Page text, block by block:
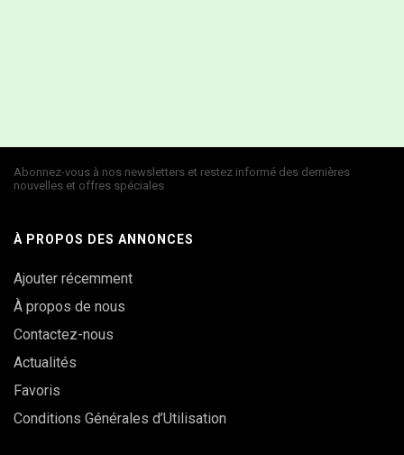
Abonnez-vous à nos newsletters et restez informé des dernières
nouvelles et offres spéciales
À PROPOS DES ANNONCES
Ajouter récemment
À propos de nous
Contactez-nous
Actualités
Favoris
Conditions Générales d’Utilisation